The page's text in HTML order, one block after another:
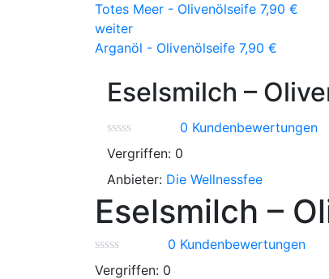
Totes Meer - Olivenölseife 7,90 €
weiter
Arganöl - Olivenölseife 7,90 €
Eselsmilch –
0 Kundenbewertungen
Vergriffen: 0
Anbieter: Die Wellnessfee
Eselsmilch –
0 Kundenbewertungen
Vergriffen: 0